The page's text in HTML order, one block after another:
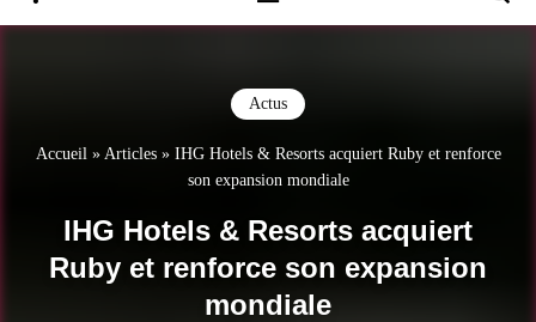
Actus
Accueil» Articles» IHG Hotels & Resorts acquiert Ruby et renforce
son expansion mondiale
IHG Hotels & Resorts acquiert
Ruby et renforce son expansion
mondiale